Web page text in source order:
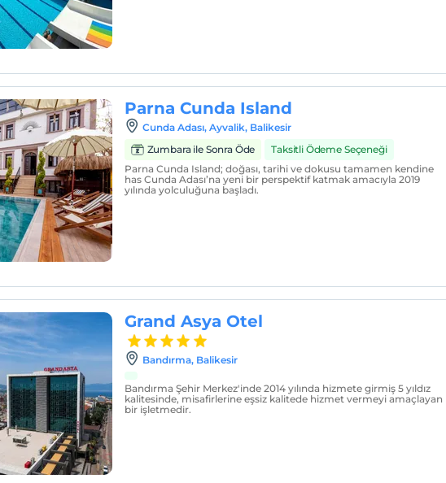
Parna Cunda Island
Cunda Adası, Ayvalik, Balikesir
Zumbara ile Sonra Öde
Taksitli Ödeme Seçeneği
Parna Cunda Island; doğası, tarihi ve dokusu tamamen kendine
has Cunda Adası’na yeni bir perspektif katmak amacıyla 2019
yılında yolculuğuna başladı.
Grand Asya Otel
Bandırma, Balikesir
Bandırma Şehir Merkez'inde 2014 yılında hizmete girmiş 5 yıldız
kalitesinde, misafirlerine eşsiz kalitede hizmet vermeyi amaçlayan
bir işletmedir.